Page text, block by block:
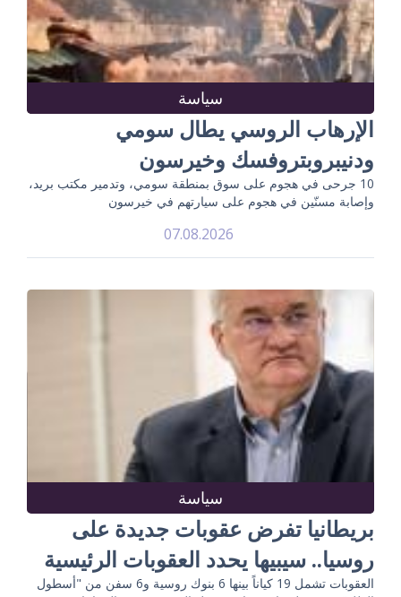
سياسة
الإرهاب الروسي يطال سومي
ودنيبروبتروفسك وخيرسون
10 جرحى في هجوم على سوق بمنطقة سومي، وتدمير مكتب بريد،
وإصابة مسنّين في هجوم على سيارتهم في خيرسون
07.08.2026
سياسة
بريطانيا تفرض عقوبات جديدة على
روسيا.. سيبيها يحدد العقوبات الرئيسية
العقوبات تشمل 19 كياناً بينها 6 بنوك روسية و6 سفن من "أسطول